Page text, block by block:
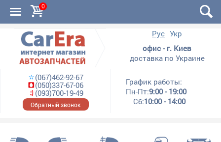
0
Рус Укр
офис - г. Киев
доставка по Украине
(067)462-92-67
(050)337-67-06
(093)700-19-49
Обратный звонок
График работы:
Пн-Пт:9:00 - 19:00
Сб:10:00 - 14:00